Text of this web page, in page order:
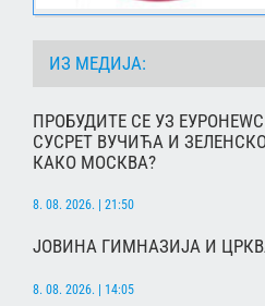
ИЗ МЕДИЈА:
ПРОБУДИТЕ СЕ УЗ
СУСРЕТ ВУЧИЋА И
КАКО МОСКВА?
8. 08. 2026. | 21:50
ЈОВИНА ГИМНАЗИЈА И
8. 08. 2026. | 14:05